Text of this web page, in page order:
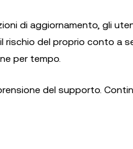
di aggiornamento, gli
rischio del proprio conto a
per tempo.
del supporto.